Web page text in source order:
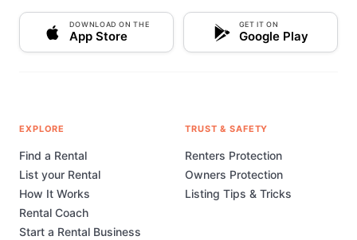
DOWNLOAD ON THE
App Store
GET IT ON
Google Play
EXPLORE
Find a Rental
List your Rental
How It Works
Rental Coach
Start a Rental Business
TRUST & SAFETY
Renters Protection
Owners Protection
Listing Tips & Tricks